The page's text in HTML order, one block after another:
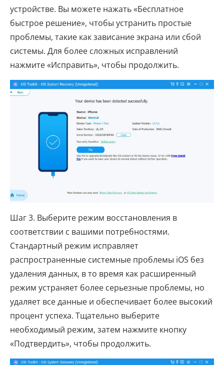
устройстве. Вы можете нажать «Бесплатное
быстрое решение», чтобы устранить простые
проблемы, такие как зависание экрана или сбой
системы. Для более сложных исправлений
нажмите «Исправить», чтобы продолжить.
Шаг 3. Выберите режим восстановления в
соответствии с вашими потребностями.
Стандартный режим исправляет
распространенные системные проблемы iOS без
удаления данных, в то время как расширенный
режим устраняет более серьезные проблемы, но
удаляет все данные и обеспечивает более высокий
процент успеха. Тщательно выберите
необходимый режим, затем нажмите кнопку
«Подтвердить», чтобы продолжить.